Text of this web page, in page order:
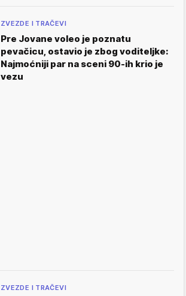
ZVEZDE I TRAČEVI
Pre Jovane voleo je poznatu
pevačicu, ostavio je zbog voditeljke:
Najmoćniji par na sceni 90-ih krio je
vezu
ZVEZDE I TRAČEVI